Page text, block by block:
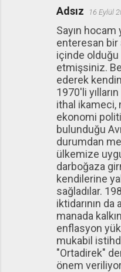
Adsız 16 Eylül
Sayın
enteresan
içinde olduğu
etmişsiniz.
ederek
1970'li
ithal ikameci,
ekonomi
bulunduğu
durumdan
ülkemize
darboğaza
kendilerine
sağladılar.
iktidarının
manada
enflasyon
mukabil
"Ortadirek"
önem